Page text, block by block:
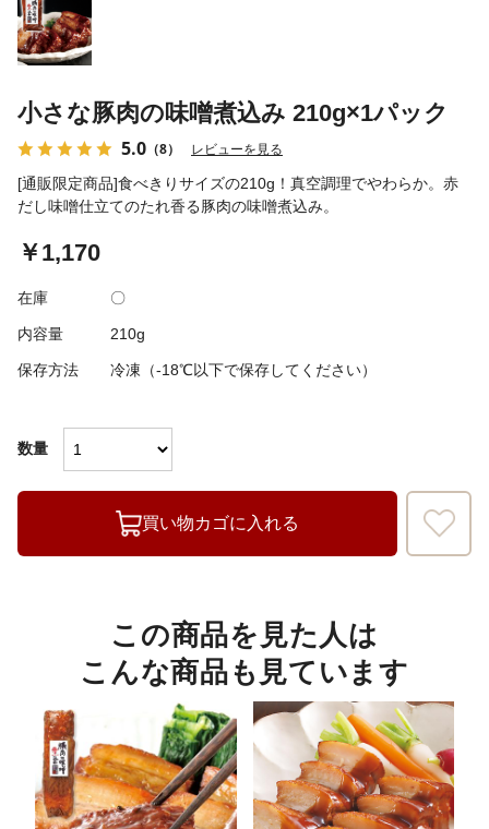
小さな豚肉の味噌煮込み 210g×1パック
5.0 （8） レビューを見る
[通販限定商品]食べきりサイズの210g！真空調理でやわらか。赤
だし味噌仕立てのたれ香る豚肉の味噌煮込み。
￥1,170
在庫 〇
内容量 210g
保存方法 冷凍（-18℃以下で保存してください）
数量
買い物カゴに入れる
この商品を見た人は
こんな商品も見ています